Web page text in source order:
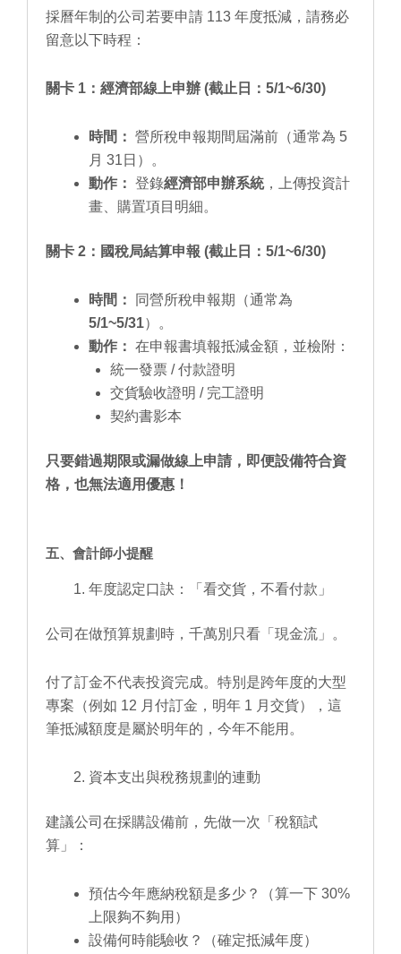
採曆年制的公司若要申請 113 年度抵減，請務必
留意以下時程：
關卡 1：經濟部線上申辦 (截止日：5/1~6/30)
時間： 營所稅申報期間屆滿前（通常為 5
月 31日）。
動作： 登錄經濟部申辦系統，上傳投資計
畫、購置項目明細。
關卡 2：國稅局結算申報 (截止日：5/1~6/30)
時間：
同營所稅申報期（通常為
5/1~5/31）。
動作： 在申報書填報抵減金額，並檢附：
統一發票 / 付款證明
交貨驗收證明 / 完工證明
契約書影本
只要錯過期限或漏做線上申請，即便設備符合資
格，也無法適用優惠！
五、會計師小提醒
年度認定口訣：「看交貨，不看付款」
公司在做預算規劃時，千萬別只看「現金流」。
付了訂金不代表投資完成。特別是跨年度的大型
專案（例如 12 月付訂金，明年 1 月交貨），這
筆抵減額度是屬於明年的，今年不能用。
資本支出與稅務規劃的連動
建議公司在採購設備前，先做一次「稅額試
算」：
預估今年應納稅額是多少？（算一下 30%
上限夠不夠用）
設備何時能驗收？（確定抵減年度）